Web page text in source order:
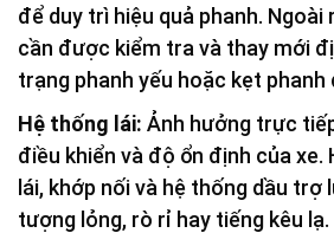
để duy trì hiệu quả phanh. Ngoài
cần được kiểm tra và thay mới
trạng phanh yếu hoặc kẹt phanh
Hệ thống lái: Ảnh hưởng trực
điều khiển và độ ổn định của xe.
lái, khớp nối và hệ thống dầu trợ
tượng lỏng, rò rỉ hay tiếng kêu